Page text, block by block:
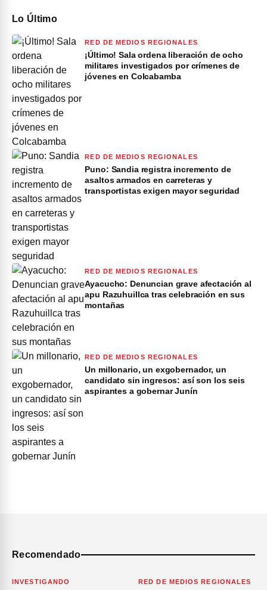
Lo Último
RED DE MEDIOS REGIONALES
¡Último! Sala ordena liberación de ocho
militares investigados por crímenes de
jóvenes en Colcabamba
RED DE MEDIOS REGIONALES
Puno: Sandia registra incremento de
asaltos armados en carreteras y
transportistas exigen mayor seguridad
RED DE MEDIOS REGIONALES
Ayacucho: Denuncian grave afectación al
apu Razuhuillca tras celebración en sus
montañas
RED DE MEDIOS REGIONALES
Un millonario, un exgobernador, un
candidato sin ingresos: así son los seis
aspirantes a gobernar Junín
Recomendado
INVESTIGANDO RED DE MEDIOS REGIONALES